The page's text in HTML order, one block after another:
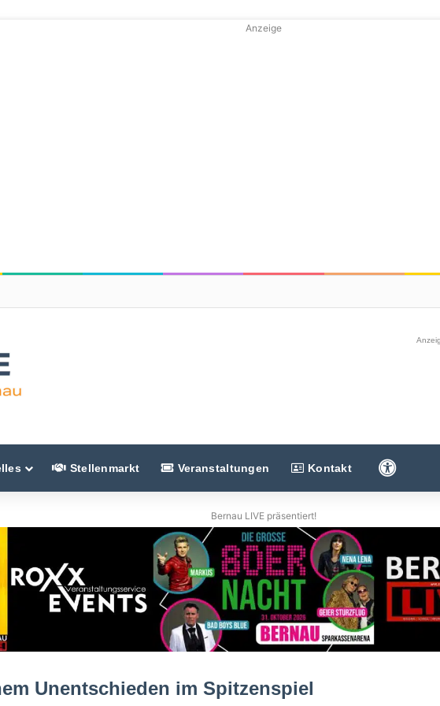
Anzeige
Stellenmarkt Veranstaltungen Kontakt
Bernau LIVE präsentiert!
Unentschieden im Spitzenspiel